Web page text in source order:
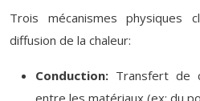
Trois mécanismes physiques
diffusion de la chaleur:
Conduction: Transfert de
entre les matériaux (ex: du